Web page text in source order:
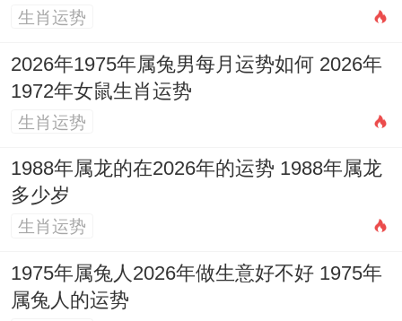
火气过旺，需注意饮食清热，防呼吸道感
开运锦囊综论
通观全年吉凶之力皆显锋芒。调候为成败关
键，其核心在于疏通「火金相战」，引入土
元素缓冲，同时滋养水木以平衡燥气，除方
位布局与心态调整外，可随身佩戴
祥安阁龙
雀祥云吊坠，取龙雀通天之意，既呼应官杀
之威，又以祥云土性转化戾气。
生肖运势
2026年1975年属兔男每月运势如何 2026年
1972年女鼠生肖运势
生肖运势
1988年属龙的在2026年的运势 1988年属龙
多少岁
生肖运势
1975年属兔人2026年做生意好不好 1975年
属兔人的运势